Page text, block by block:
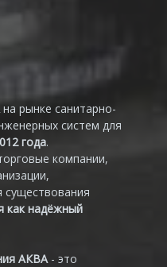
на рынке санитарно-
систем для
года.
компании,
существования
как надёжный
АКВА - это